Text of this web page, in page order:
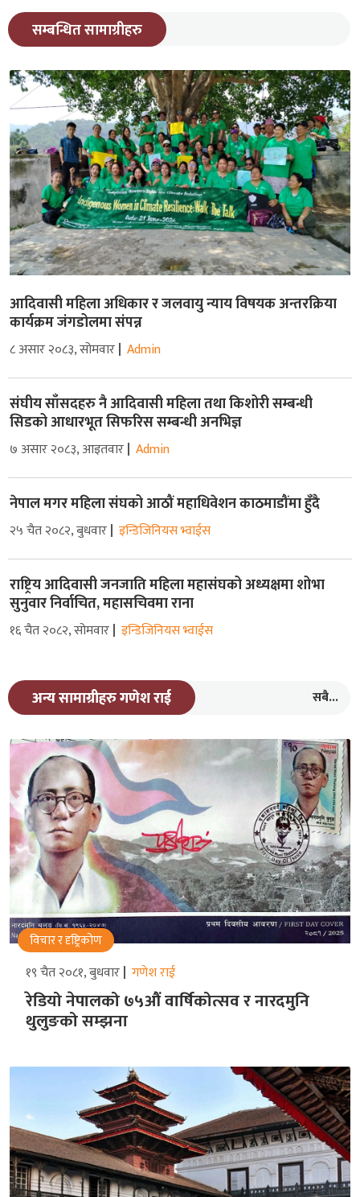
सम्बन्धित सामाग्रीहरु
आदिवासी महिला अधिकार र जलवायु न्याय विषयक अन्तरक्रिया
कार्यक्रम जंगडोलमा संपन्न
८ असार २०८३, सोमवार Admin
संघीय साँसदहरु नै आदिवासी महिला तथा किशोरी सम्बन्धी
सिडको आधारभूत सिफरिस सम्बन्धी अनभिज्ञ
७ असार २०८३, आइतवार Admin
नेपाल मगर महिला संघको आठौं महाधिवेशन काठमाडौंमा हुँदै
२५ चैत २०८२, बुधवार इन्डिजिनियस भ्वाईस
राष्ट्रिय आदिवासी जनजाति महिला महासंघको अध्यक्षमा शोभा
सुनुवार निर्वाचित, महासचिवमा राना
१६ चैत २०८२, सोमवार इन्डिजिनियस भ्वाईस
अन्य सामाग्रीहरु गणेश राई सबै...
विचार र दृष्ट्रिकोण
१९ चैत २०८१, बुधवार गणेश राई
रेडियो नेपालको ७५औं वार्षिकोत्सव र नारदमुनि
थुलुङको सम्झना